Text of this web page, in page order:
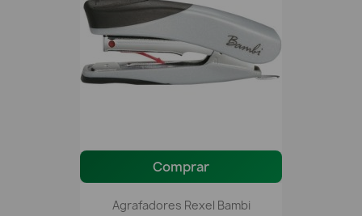
Comprar
Agrafadores Rexel Bambi